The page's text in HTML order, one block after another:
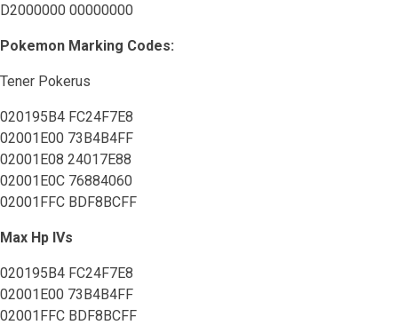
D2000000 00000000
Pokemon Marking Codes:
Tener Pokerus
020195B4 FC24F7E8
02001E00 73B4B4FF
02001E08 24017E88
02001E0C 76884060
02001FFC BDF8BCFF
Max Hp IVs
020195B4 FC24F7E8
02001E00 73B4B4FF
02001FFC BDF8BCFF